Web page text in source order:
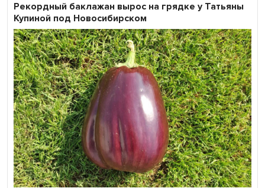
Рекордный баклажан вырос на грядке у Татьяны
Купиной под Новосибирском